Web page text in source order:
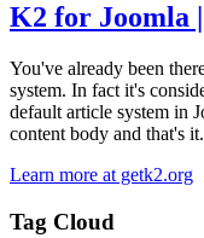
K2 for Joomla
You've already been
system. In fact it's
default article system in
content body and that's
Learn more at getk2.org
Tag Cloud